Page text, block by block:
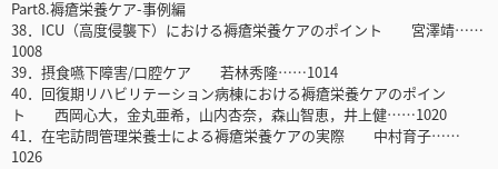
Part8.褥瘡栄養ケア-事例編
38．ICU（高度侵襲下）における褥瘡栄養ケアのポイント 宮澤靖……
1008
39．摂食嚥下障害/口腔ケア 若林秀隆……1014
40．回復期リハビリテーション病棟における褥瘡栄養ケアのポイン
ト 西岡心大，金丸亜希，山内杏奈，森山智恵，井上健……1020
41．在宅訪問管理栄養士による褥瘡栄養ケアの実際 中村育子……
1026